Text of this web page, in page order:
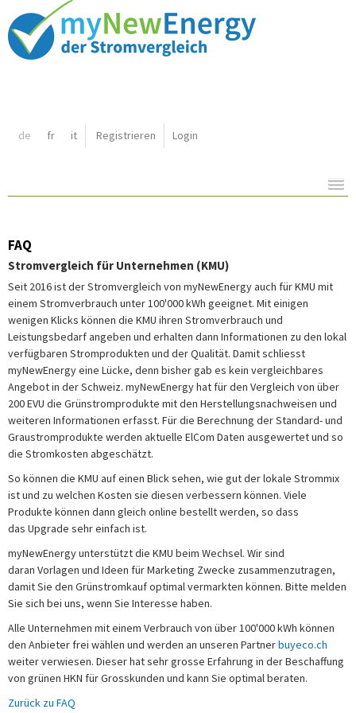
de fr it Registrieren Login
Inhalt:
FAQ
Stromvergleich für Unternehmen (KMU)
Seit 2016 ist der Stromvergleich von myNewEnergy auch für KMU mit
einem Stromverbrauch unter 100'000 kWh geeignet. Mit einigen
wenigen Klicks können die KMU ihren Stromverbrauch und
Leistungsbedarf angeben und erhalten dann Informationen zu den lokal
verfügbaren Stromprodukten und der Qualität. Damit schliesst
myNewEnergy eine Lücke, denn bisher gab es kein vergleichbares
Angebot in der Schweiz. myNewEnergy hat für den Vergleich von über
200 EVU die Grünstromprodukte mit den Herstellungsnachweisen und
weiteren Informationen erfasst. Für die Berechnung der Standard- und
Graustromprodukte werden aktuelle ElCom Daten ausgewertet und so
die Stromkosten abgeschätzt.
So können die KMU auf einen Blick sehen, wie gut der lokale Strommix
ist und zu welchen Kosten sie diesen verbessern können. Viele
Produkte können dann gleich online bestellt werden, so dass
das Upgrade sehr einfach ist.
myNewEnergy unterstützt die KMU beim Wechsel. Wir sind
daran Vorlagen und Ideen für Marketing Zwecke zusammenzutragen,
damit Sie den Grünstromkauf optimal vermarkten können. Bitte melden
Sie sich bei uns, wenn Sie Interesse haben.
Alle Unternehmen mit einem Verbrauch von über 100'000 kWh können
den Anbieter frei wählen und werden an unseren Partnerbuyeco.ch
weiter verwiesen. Dieser hat sehr grosse Erfahrung in der Beschaffung
von grünen HKN für Grosskunden und kann Sie optimal beraten.
Zurück zu FAQ